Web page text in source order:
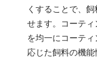
くすることで、
せます。コーテ
を均一にコーテ
応じた飼料の機能